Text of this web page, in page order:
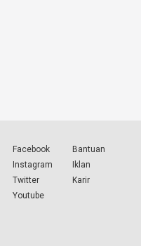
Facebook
Instagram
Twitter
Youtube
Bantuan
Iklan
Karir